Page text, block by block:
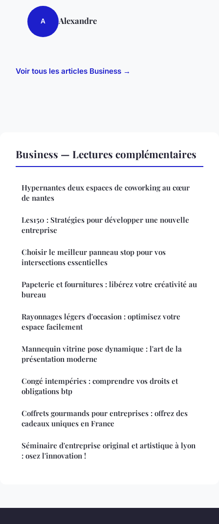
A Alexandre
Voir tous les articles Business →
Business — Lectures complémentaires
Hypernantes deux espaces de coworking au cœur
de nantes
Les150 : Stratégies pour développer une nouvelle
entreprise
Choisir le meilleur panneau stop pour vos
intersections essentielles
Papeterie et fournitures : libérez votre créativité au
bureau
Rayonnages légers d'occasion : optimisez votre
espace facilement
Mannequin vitrine pose dynamique : l'art de la
présentation moderne
Congé intempéries : comprendre vos droits et
obligations btp
Coffrets gourmands pour entreprises : offrez des
cadeaux uniques en France
Séminaire d'entreprise original et artistique à lyon
: osez l'innovation !